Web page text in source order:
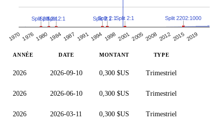
1970 1976 1980 1984 1987 1991 1994 199820012005 200820122015 2019
Split 2:1
Split 2:1
Split 2:1 Split 2:1
Split 2:1Split 2:1 Split 2202:1000
ANNÉE DATE MONTANT TYPE
2026 2026-09-10 0,300 $US Trimestriel
2026 2026-06-10 0,300 $US Trimestriel
2026 2026-03-11 0,300 $US Trimestriel